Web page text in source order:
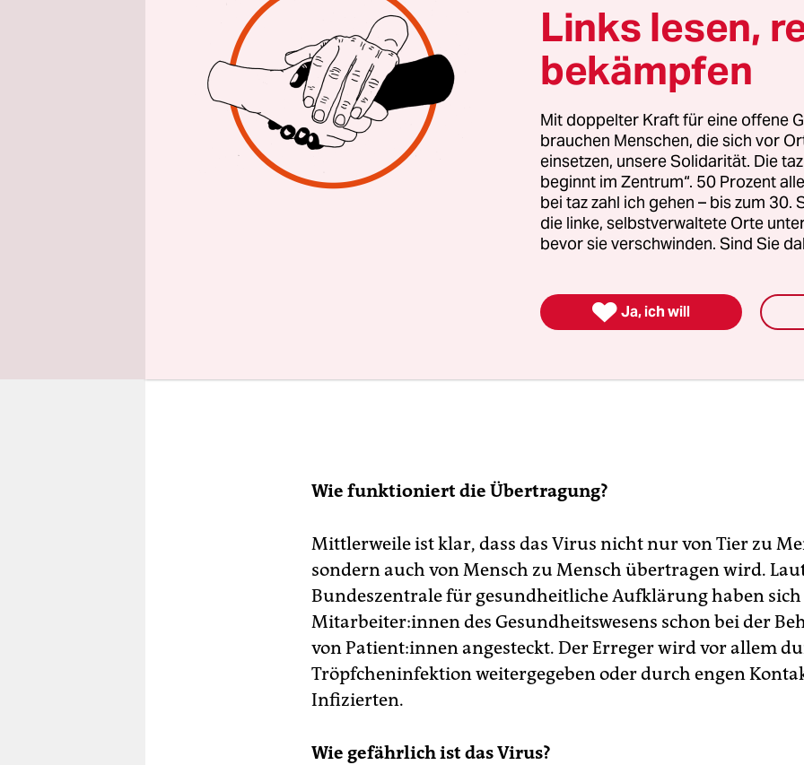
Coronaviren, genau wie die Erreger Mers und Sars. Wie
das neue Virus seinen Ursprung wohl in Tieren. So trat das
erstmals angeblich auf einem Markt der
Wuhan auf, wo neben Fischen auch Wildtiere angeboten
Dezember häuften sich in der Region Wuhan
Wie funktioniert die Übertragung?
Mittlerweile ist klar, dass das Virus nicht nur von Tier zu
sondern auch von Mensch zu Mensch übertragen wird.
Bundeszentrale für gesundheitliche Aufklärung haben
Mitarbeiter:innen des Gesundheitswesens schon bei der
von Patien­t:in­nen angesteckt. Der Erreger wird vor allem
Tröpfcheninfektion weitergegeben oder durch engen
Infizierten.
Wie gefährlich ist das Virus?
Links lesen,
bekämpfen
Mit doppelter Kraft für eine offene
brauchen Menschen, die sich vor
einsetzen, unsere Solidarität. Die
beginnt im Zentrum“. 50 Prozent
bei taz zahl ich gehen – bis zum
die linke, selbstverwaltete Orte
bevor sie verschwinden. Sind Sie
 Ja, ich will